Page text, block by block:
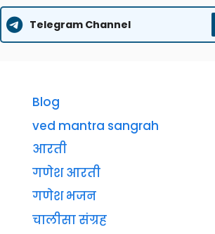
Telegram Channel
Blog
ved mantra sangrah
आरती
गणेश आरती
गणेश भजन
चालीसा संग्रह